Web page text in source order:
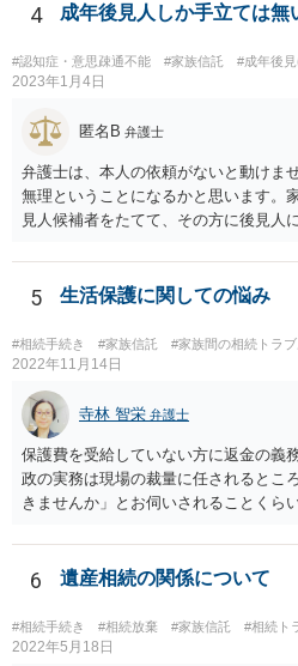
4 成年後見人しか手立ては無
#認知症・意思疎通不能 #家族信託 #成年後
2023年1月4日
匿名B 弁護士
弁護士は、本人の依頼がないと動けま
無理ということになるかと思います。
見人候補者をたてて、その方に後見人
5 生活保護に関しての悩み
#相続手続き #家族信託 #家族間の相続トラ
2022年11月14日
寺林 智栄 弁護士
保護費を受給していない方に返金の義
政の実務は現場の裁量に任されるとこ
きませんか」とお伺いされることくら
考えてご判断いただくのが良いと思い
6 遺産相続の関係について
#相続手続き #相続放棄 #家族信託 #相続ト
2022年5月18日